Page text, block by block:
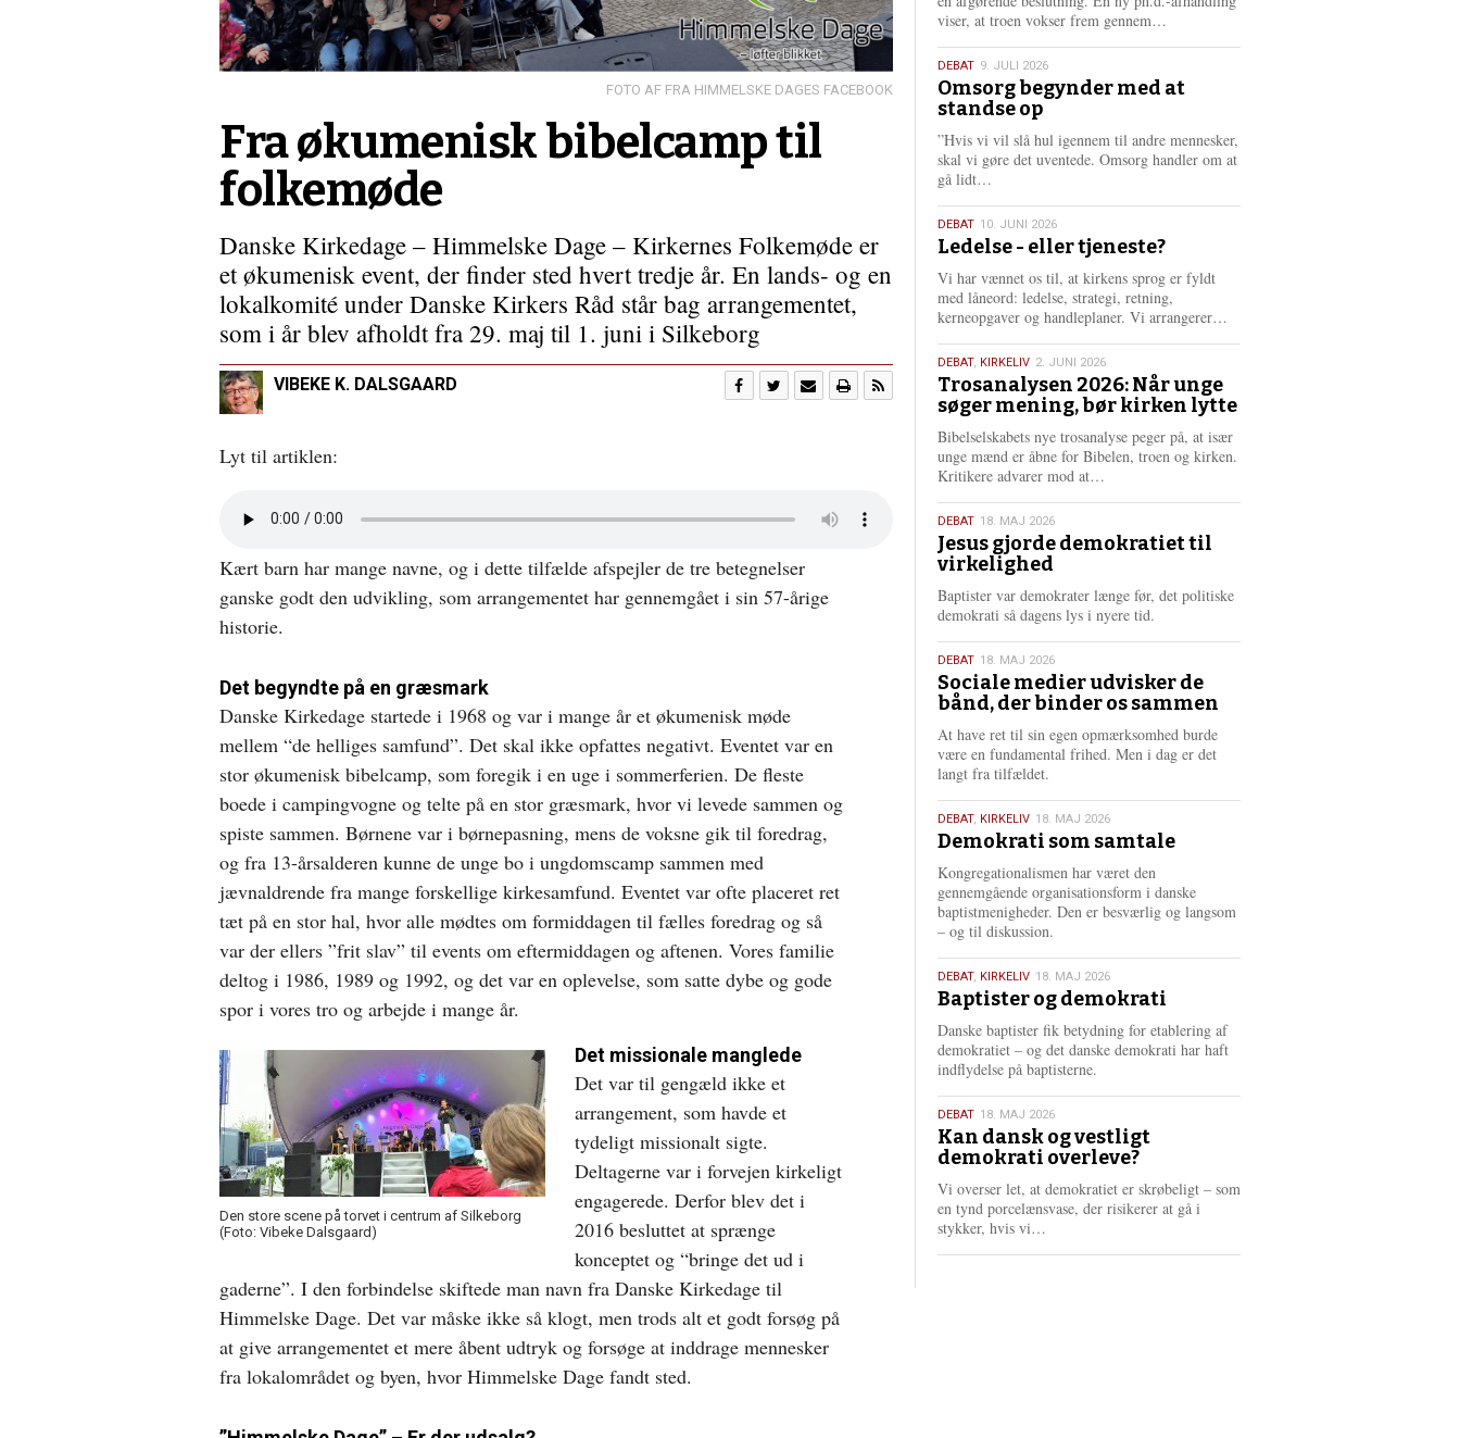
FRA HIMMELSKE DAGES FACEBOOK
Fra økumenisk bibelcamp til
folkemøde
Danske Kirkedage – Himmelske Dage – Kirkernes Folkemøde er
et økumenisk event, der finder sted hvert tredje år. En lands- og en
lokalkomité under Danske Kirkers Råd står bag arrangementet,
som i år blev afholdt fra 29. maj til 1. juni i Silkeborg
VIBEKE K. DALSGAARD
Lyt til artiklen:
nyt
vindue
Kært barn har mange navne, og i dette tilfælde afspejler de tre betegnelser
ganske godt den udvikling, som arrangementet har gennemgået i sin 57-årige
historie.
Det begyndte på en græsmark
Danske Kirkedage startede i 1968 og var i mange år et økumenisk møde
mellem “de helliges samfund”. Det skal ikke opfattes negativt. Eventet var en
stor økumenisk bibelcamp, som foregik i en uge i sommerferien. De fleste
boede i campingvogne og telte på en stor græsmark, hvor vi levede sammen og
spiste sammen. Børnene var i børnepasning, mens de voksne gik til foredrag,
og fra 13-årsalderen kunne de unge bo i ungdomscamp sammen med
jævnaldrende fra mange forskellige kirkesamfund. Eventet var ofte placeret ret
tæt på en stor hal, hvor alle mødtes om formiddagen til fælles foredrag og så
var der ellers ”frit slav” til events om eftermiddagen og aftenen. Vores familie
deltog i 1986, 1989 og 1992, og det var en oplevelse, som satte dybe og gode
spor i vores tro og arbejde i mange år.
Den store scene på torvet i centrum af Silkeborg
(Foto: Vibeke Dalsgaard)
Det missionale manglede
Det var til gengæld ikke et
arrangement, som havde et
tydeligt missionalt sigte.
Deltagerne var i forvejen kirkeligt
engagerede. Derfor blev det i
2016 besluttet at sprænge
konceptet og “bringe det ud i
gaderne”. I den forbindelse skiftede man navn fra Danske Kirkedage til
Himmelske Dage. Det var måske ikke så klogt, men trods alt et godt forsøg på
at give arrangementet et mere åbent udtryk og forsøge at inddrage mennesker
fra lokalområdet og byen, hvor Himmelske Dage fandt sted.
viser, at troen vokser frem gennem…
e
e
9.
juli
2026
DEBAT 9. JULI 2026
Omsorg begynder med at
standse op
”Hvis vi vil slå hul igennem til andre mennesker,
skal vi gøre det uventede. Omsorg handler om at
gå lidt…
s
e
r
e
10.
juni
2026
DEBAT 10. JUNI 2026
Ledelse - eller tjeneste?
Vi har vænnet os til, at kirkens sprog er fyldt
med låneord: ledelse, strategi, retning,
kerneopgaver og handleplaner. Vi arrangerer…
r
e
2.
juni
2026
DEBAT, KIRKELIV 2. JUNI 2026
Trosanalysen 2026: Når unge
søger mening, bør kirken lytte
Bibelselskabets nye trosanalyse peger på, at især
unge mænd er åbne for Bibelen, troen og kirken.
Kritikere advarer mod at…
e
e
18.
maj
2026
DEBAT 18. MAJ 2026
Jesus gjorde demokratiet til
virkelighed
Baptister var demokrater længe før, det politiske
demokrati så dagens lys i nyere tid.
18.
maj
2026
DEBAT 18. MAJ 2026
Sociale medier udvisker de
bånd, der binder os sammen
At have ret til sin egen opmærksomhed burde
være en fundamental frihed. Men i dag er det
langt fra tilfældet.
18.
maj
2026
DEBAT, KIRKELIV 18. MAJ 2026
Demokrati som samtale
Kongregationalismen har været den
gennemgående organisationsform i danske
baptistmenigheder. Den er besværlig og langsom
– og til diskussion.
18.
maj
2026
DEBAT, KIRKELIV 18. MAJ 2026
Baptister og demokrati
Danske baptister fik betydning for etablering af
demokratiet – og det danske demokrati har haft
indflydelse på baptisterne.
18.
maj
2026
DEBAT 18. MAJ 2026
Kan dansk og vestligt
demokrati overleve?
Vi overser let, at demokratiet er skrøbeligt – som
en tynd porcelænsvase, der risikerer at gå i
stykker, hvis vi…